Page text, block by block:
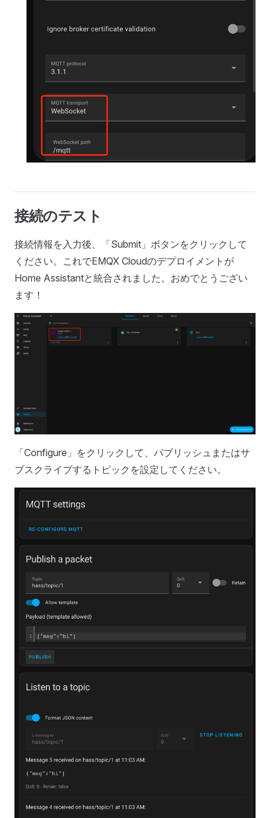
接続のテスト
接続情報を入力後、「Submit」ボタンをクリックして
ください。これでEMQX Cloudのデプロイメントが
Home Assistantと統合されました。おめでとうござい
ます！
「Configure」をクリックして、パブリッシュまたはサ
ブスクライブするトピックを設定してください。